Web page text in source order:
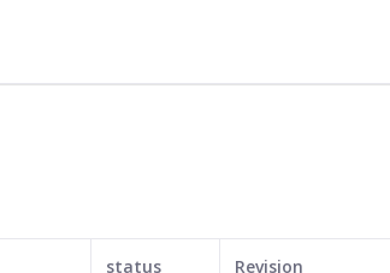
status Revisjon